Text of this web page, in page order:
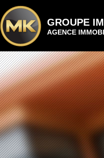
GROUPE
AGENCE